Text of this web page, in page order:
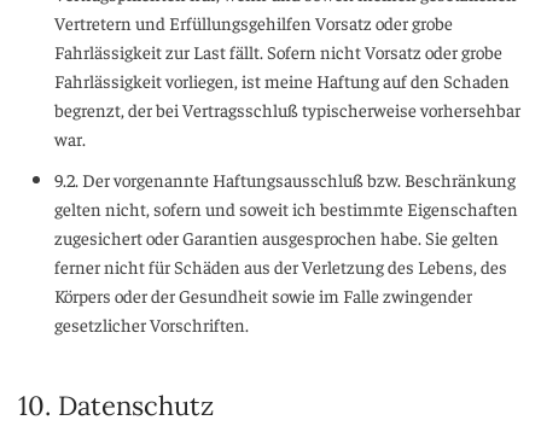
Vertretern und Erfüllungsgehilfen Vorsatz oder grobe
Fahrlässigkeit zur Last fällt. Sofern nicht Vorsatz oder grobe
Fahrlässigkeit vorliegen, ist meine Haftung auf den Schaden
begrenzt, der bei Vertragsschluß typischerweise vorhersehbar
war.
9.2. Der vorgenannte Haftungsausschluß bzw. Beschränkung
gelten nicht, sofern und soweit ich bestimmte Eigenschaften
zugesichert oder Garantien ausgesprochen habe. Sie gelten
ferner nicht für Schäden aus der Verletzung des Lebens, des
Körpers oder der Gesundheit sowie im Falle zwingender
gesetzlicher Vorschriften.
10. Datenschutz